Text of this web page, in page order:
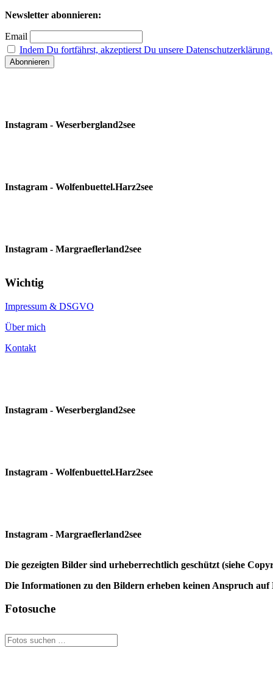
Newsletter abonnieren:
Email
Indem Du fortfährst, akzeptierst Du unsere Datenschutzerklärung.
Instagram - Weserbergland2see
Instagram - Wolfenbuettel.Harz2see
Instagram - Margraeflerland2see
Wichtig
Impressum & DSGVO
Über mich
Kontakt
Instagram - Weserbergland2see
Instagram - Wolfenbuettel.Harz2see
Instagram - Margraeflerland2see
Die gezeigten Bilder sind urheberrechtlich geschützt (siehe
Die Informationen zu den Bildern erheben keinen Anspruch
Fotosuche
Suchen